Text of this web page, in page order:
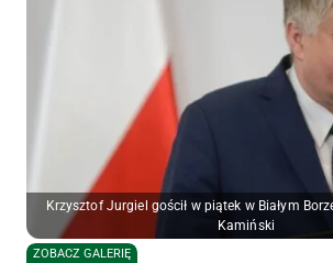
Krzysztof Jurgiel gościł w piątek w Białym
Kamiński
ZOBACZ GALERIĘ